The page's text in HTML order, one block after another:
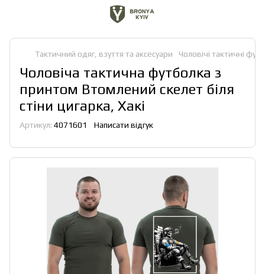
Тактичний одяг, взуття та аксесуари Чоловічі тактичні
Чоловіча тактична футболка з
принтом Втомлений скелет біля
стіни цигарка, Хакі
Артикул: 4071601 Написати відгук